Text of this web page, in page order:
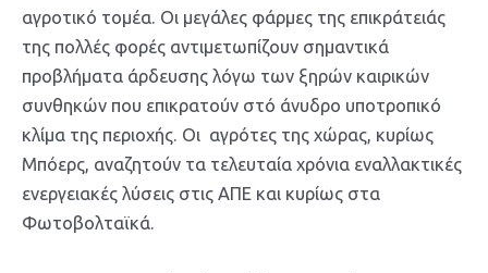
αγροτικό τομέα. Οι μεγάλες φάρμες της επικράτειάς
της πολλές φορές αντιμετωπίζουν σημαντικά
προβλήματα άρδευσης λόγω των ξηρών καιρικών
συνθηκών που επικρατούν στό άνυδρο υποτροπικό
κλίμα της περιοχής. Οι αγρότες της χώρας, κυρίως
Μπόερς, αναζητούν τα τελευταία χρόνια εναλλακτικές
ενεργειακές λύσεις στις ΑΠΕ και κυρίως στα
Φωτοβολταϊκά.